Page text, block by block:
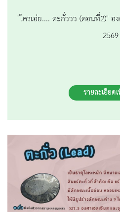
"ใครเอ่ย.... ตะกั่ววว (ตอนที่2)" อ
2569
รายละเอียด